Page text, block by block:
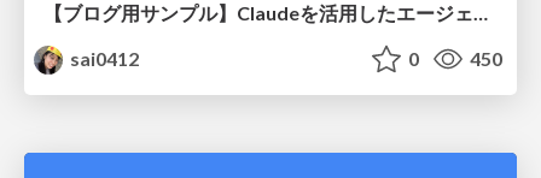
【ブログ用サンプル】Claudeを活用したエージェント分析レポート自動生成例
sai0412
0 450